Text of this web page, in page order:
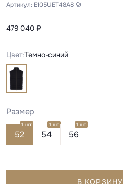
Артикул: E105UET48A8
479 040 ₽
Цвет:Темно-синий
Размер
52
1 шт
54
1 шт
56
1 шт
В КОРЗИНУ